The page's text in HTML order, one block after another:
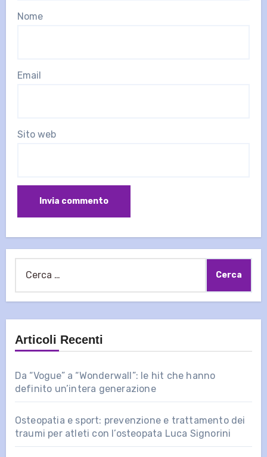
Nome
Email
Sito web
per:
Articoli Recenti
Da “Vogue” a “Wonderwall”: le hit che hanno
definito un’intera generazione
Osteopatia e sport: prevenzione e trattamento dei
traumi per atleti con l’osteopata Luca Signorini